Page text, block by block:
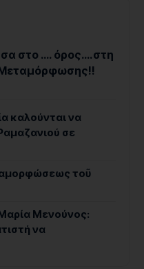
στο …. όρος….στη
καλούνται να
σε
τοῦ
Μαρία Μενούνος:
να